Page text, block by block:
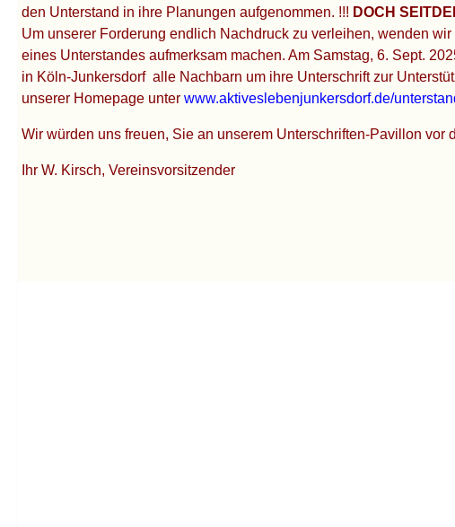
den Unterstand in ihre Planungen aufgenommen. !!! DOCH
Um unserer Forderung endlich Nachdruck zu verleihen, wenden
eines Unterstandes aufmerksam machen. Am Samstag, 6. Sept.
in Köln-Junkersdorf alle Nachbarn um ihre Unterschrift zur
unserer Homepage unter www.aktiveslebenjunkersdorf.de/
Wir würden uns freuen, Sie an unserem Unterschriften-Pavillon
Ihr W. Kirsch, Vereinsvorsitzender